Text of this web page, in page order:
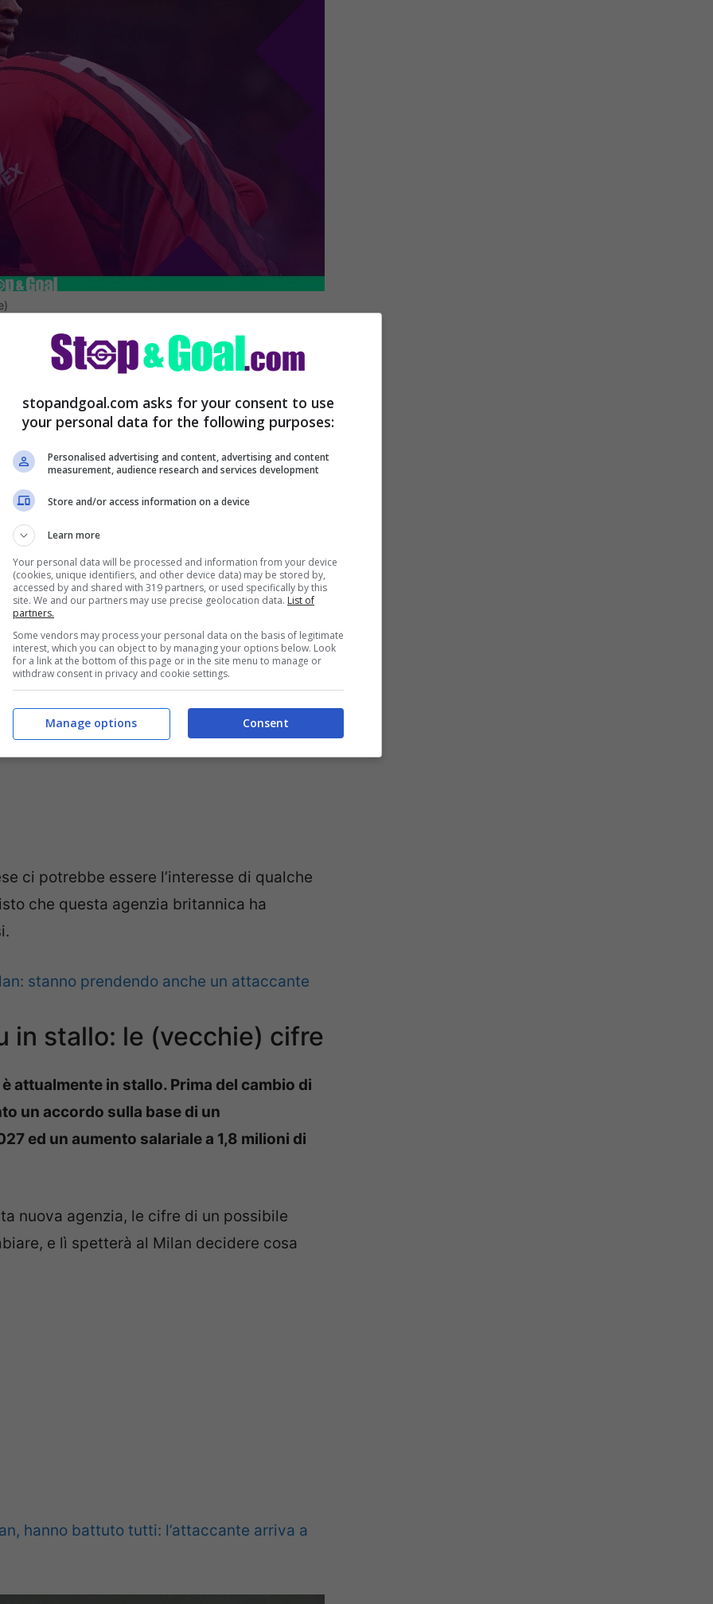
il motivo
di inchiostro quella tra il Milan e Pierre
trovato l’accordo per il rinnovo e
del francese con i rossoneri. Ora però le
che sembra essere saltato.
di Kalulu con il Milan è saltato perchè il
Barnett dell’agenzia Stellar, lasciando
negoziato e trovato l’accordo
ci potrebbe essere l’interesse di qualche
che questa agenzia britannica ha
stanno prendendo anche un attaccante
in stallo: le (vecchie) cifre
attualmente in stallo. Prima del cambio di
un accordo sulla base di un
ed un aumento salariale a 1,8 milioni di
nuova agenzia, le cifre di un possibile
e lì spetterà al Milan decidere cosa
hanno battuto tutti: l’attaccante arriva a
stopandgoal.com asks for your consent to use
your personal data for the following purposes:
Personalised advertising and content, advertising and content
measurement, audience research and services development
Store and/or access information on a device
Learn more
Your personal data will be processed and information from your device
(cookies, unique identifiers, and other device data) may be stored by,
accessed by and shared with 319 partners, or used specifically by this
site. We and our partners may use precise geolocation data. List of
partners.
Some vendors may process your personal data on the basis of legitimate
interest, which you can object to by managing your options below. Look
for a link at the bottom of this page or in the site menu to manage or
withdraw consent in privacy and cookie settings.
Consent
Manage options